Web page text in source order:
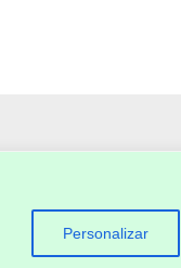
Personalizar